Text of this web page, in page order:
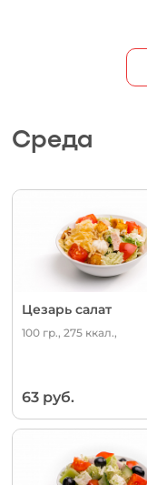
Среда
Цезарь салат
100 гр., 275 ккал.,
63 руб.